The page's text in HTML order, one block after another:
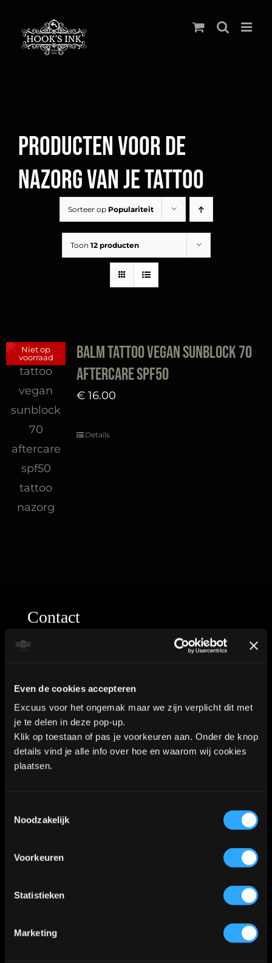
Even de cookies accepteren
Excuus voor het ongemak maar we zijn verplicht dit met
je te delen in deze pop-up.
Klik op toestaan of pas je voorkeuren aan. Onder de knop
details vind je alle info over hoe en waarom wij cookies
plaatsen.
Noodzakelijk
Voorkeuren
Statistieken
Marketing
naar
inhoud
Producten voor de
nazorg van je tattoo
Sorteer op Populariteit
Toon 12 producten
Niet op
voorraad
Balm Tattoo Vegan Sunblock 70
aftercare SPF50
€16.00
Details
Contact
2712LB Zoetermeer
WhatsApp:06-40573186
Algemene voorwaarden
Klik